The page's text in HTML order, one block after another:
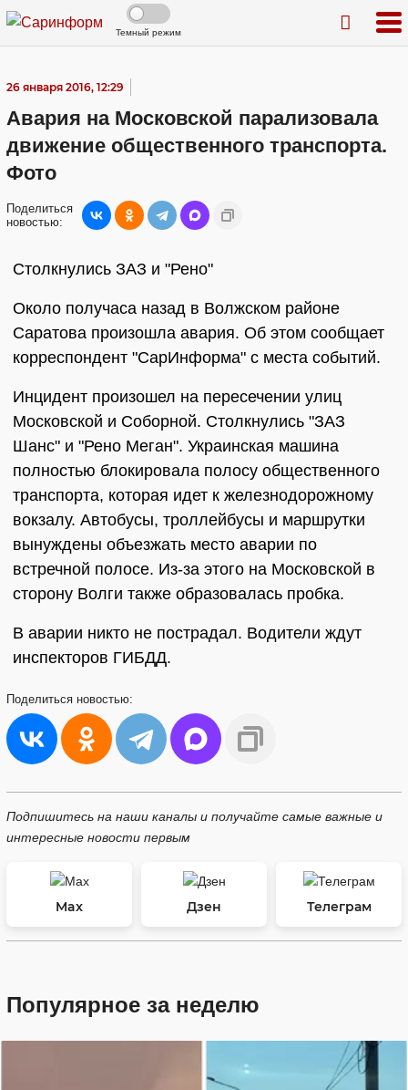
Темный режим
26 января 2016, 12:29
Авария на Московской парализовала
движение общественного транспорта.
Фото
Поделиться
новостью:
Столкнулись ЗАЗ и "Рено"
Около получаса назад в Волжском районе
Саратова произошла авария. Об этом сообщает
корреспондент "СарИнформа" с места событий.
Инцидент произошел на пересечении улиц
Московской и Соборной. Столкнулись "ЗАЗ
Шанс" и "Рено Меган". Украинская машина
полностью блокировала полосу общественного
транспорта, которая идет к железнодорожному
вокзалу. Автобусы, троллейбусы и маршрутки
вынуждены объезжать место аварии по
встречной полосе. Из-за этого на Московской в
сторону Волги также образовалась пробка.
В аварии никто не пострадал. Водители ждут
инспекторов ГИБДД.
Поделиться новостью:
Подпишитесь на наши каналы и получайте самые важные и
интересные новости первым
Max Дзен Телеграм
Популярное за неделю